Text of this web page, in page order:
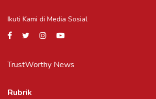
Ikuti Kami di Media Sosial
TrustWorthy News
Rubrik